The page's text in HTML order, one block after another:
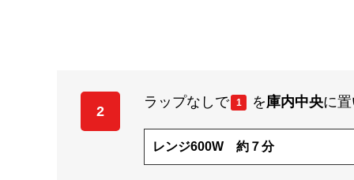
2
ラップなしで 1 を庫内中央に
レンジ600W 約７分